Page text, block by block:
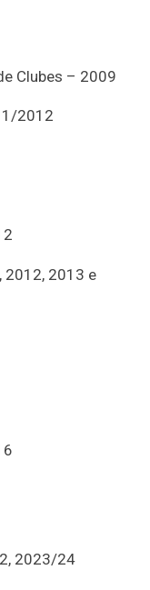
Clubes – 2009
2012
2012, 2013 e
2023/24